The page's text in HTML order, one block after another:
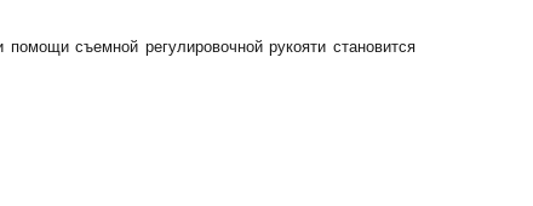
съемной регулировочной рукояти становится